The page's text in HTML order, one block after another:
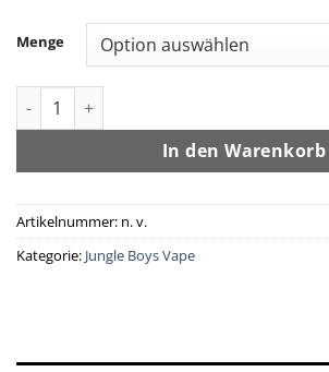
Menge
Jungle Boys | Motor Breath - .5g Live
In den Warenkorb
Artikelnummer: n. v.
Kategorie: Jungle Boys Vape